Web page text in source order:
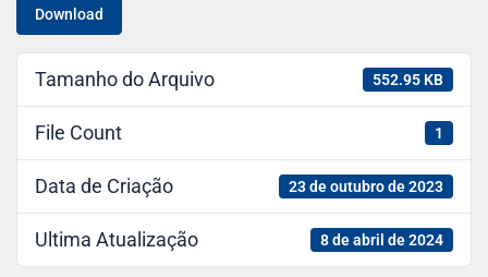
Download
Tamanho do Arquivo 552.95 KB
File Count 1
Data de Criação 23 de outubro de 2023
Ultima Atualização 8 de abril de 2024